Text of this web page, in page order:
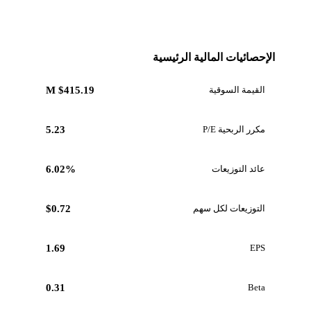
الإحصائيات المالية الرئيسية
القيمة السوقية $415.19 M
مكرر الربحية P/E 5.23
عائد التوزيعات 6.02%
التوزيعات لكل سهم $0.72
EPS
1.69
Beta
0.31